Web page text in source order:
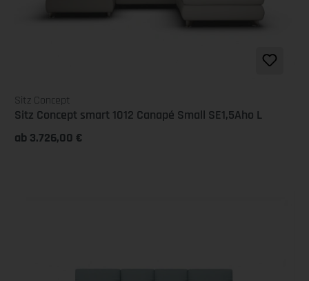
Sitz Concept
Sitz Concept smart 1012 Canapé Small SE1,5Aho L
ab 3.726,00 €